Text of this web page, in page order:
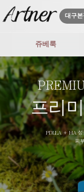
대구본
쥬베룩
프리
PDLLA + HA 성
피